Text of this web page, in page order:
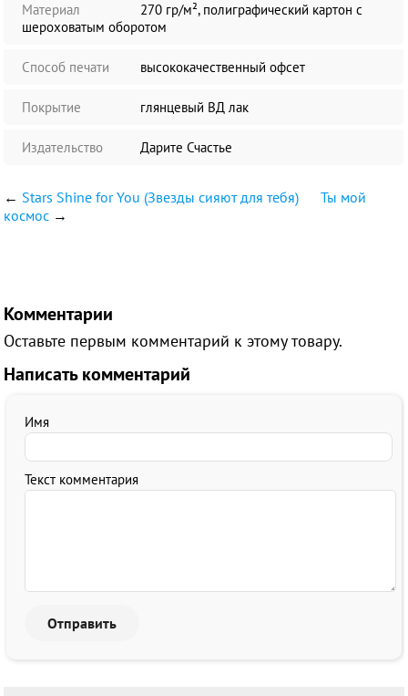
Материал
270 гр/м², полиграфический картон с
шероховатым оборотом
Способ печати высококачественный офсет
Покрытие глянцевый ВД лак
Издательство Дарите Счастье
← Stars Shine for You (Звезды сияют для тебя)
Ты мой
космос →
Комментарии
Оставьте первым комментарий к этому товару.
Написать комментарий
Имя
Текст комментария